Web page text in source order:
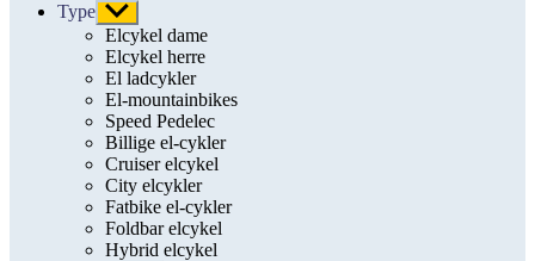
Type Vis
undermenu
Elcykel dame
Elcykel herre
El ladcykler
El-mountainbikes
Speed Pedelec
Billige el-cykler
Cruiser elcykel
City elcykler
Fatbike el-cykler
Foldbar elcykel
Hybrid elcykel